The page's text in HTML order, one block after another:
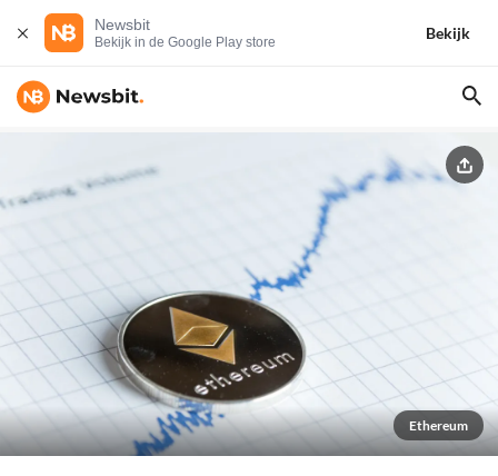
Newsbit
Bekijk in de Google Play store
Bekijk
Ethereum